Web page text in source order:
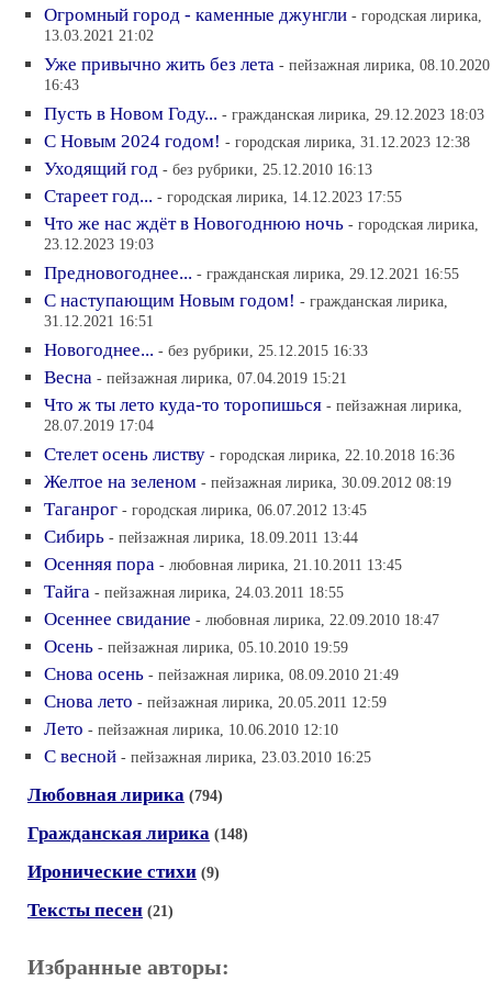
Огромный город - каменные джунгли - городская лирика,
13.03.2021 21:02
Уже привычно жить без лета - пейзажная лирика, 08.10.2020
16:43
Пусть в Новом Году... - гражданская лирика, 29.12.2023 18:03
С Новым 2024 годом! - городская лирика, 31.12.2023 12:38
Уходящий год - без рубрики, 25.12.2010 16:13
Стареет год... - городская лирика, 14.12.2023 17:55
Что же нас ждёт в Новогоднюю ночь - городская лирика,
23.12.2023 19:03
Предновогоднее... - гражданская лирика, 29.12.2021 16:55
С наступающим Новым годом! - гражданская лирика,
31.12.2021 16:51
Новогоднее... - без рубрики, 25.12.2015 16:33
Весна - пейзажная лирика, 07.04.2019 15:21
Что ж ты лето куда-то торопишься - пейзажная лирика,
28.07.2019 17:04
Стелет осень листву - городская лирика, 22.10.2018 16:36
Желтое на зеленом - пейзажная лирика, 30.09.2012 08:19
Таганрог - городская лирика, 06.07.2012 13:45
Сибирь - пейзажная лирика, 18.09.2011 13:44
Осенняя пора - любовная лирика, 21.10.2011 13:45
Тайга - пейзажная лирика, 24.03.2011 18:55
Осеннее свидание - любовная лирика, 22.09.2010 18:47
Осень - пейзажная лирика, 05.10.2010 19:59
Снова осень - пейзажная лирика, 08.09.2010 21:49
Снова лето - пейзажная лирика, 20.05.2011 12:59
Лето - пейзажная лирика, 10.06.2010 12:10
С весной - пейзажная лирика, 23.03.2010 16:25
Любовная лирика (794)
Гражданская лирика (148)
Иронические стихи (9)
Тексты песен (21)
Избранные авторы: